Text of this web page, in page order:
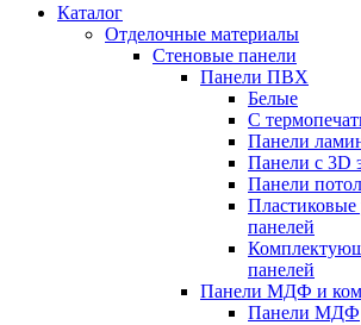
Каталог
Отделочные материалы
Стеновые панели
Панели ПВХ
Белые
С
Панели
Панели с 3D
Панели
панелей
панелей
Панели МДФ и
Панели МДФ